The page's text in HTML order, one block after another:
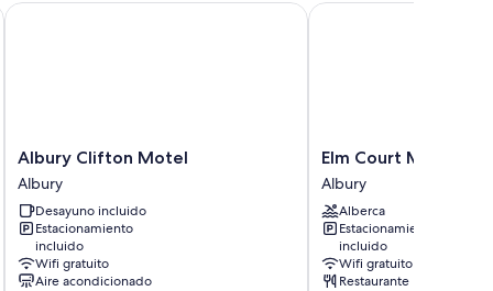
Albury
Clifton
Motel
Albury
Albury Clifton Motel
Albury
Desayuno incluido
Estacionamiento
incluido
Wifi gratuito
Aire acondicionado
Albury Clifton Motel
Elm
Court
Motel
Albury
Elm Court Motel
Albury
Alberca
Estacionamiento
incluido
Wifi gratuito
Restaurante
Elm Court Motel